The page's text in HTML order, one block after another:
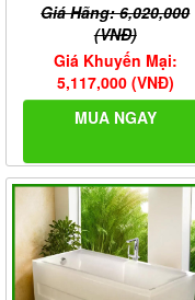
Giá Hãng: 6,020,000
(VNĐ)
Giá Khuyến Mại:
5,117,000 (VNĐ)
MUA NGAY